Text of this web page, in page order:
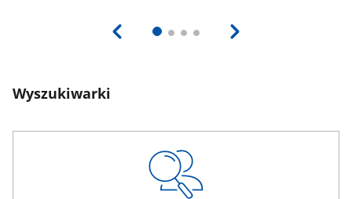
Wyszukiwarki